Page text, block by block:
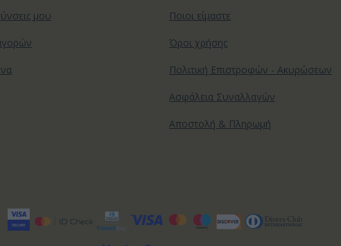
μου Ποιοι είμαστε
Όροι χρήσης
Πολιτική Επιστροφών - Ακυρώσεων
Ασφάλεια Συναλλαγών
Αποστολή & Πληρωμή